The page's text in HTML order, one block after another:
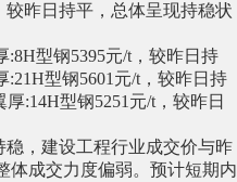
昨日持平，总体呈现持稳状
:8H型钢5395元/t，较昨日持
:21H型钢5601元/t，较昨日持
:14H型钢5251元/t，较昨日
，建设工程行业成交价与昨
体成交力度偏弱。预计短期内